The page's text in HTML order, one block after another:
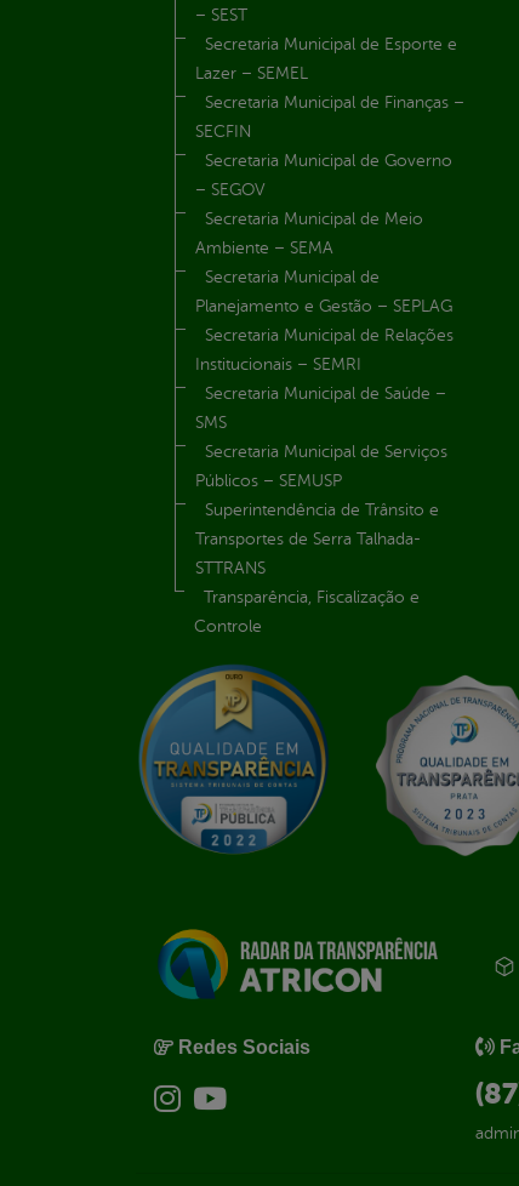
– SEST
Secretaria Municipal de Esporte e
Lazer – SEMEL
Secretaria Municipal de Finanças –
SECFIN
Secretaria Municipal de Governo
– SEGOV
Secretaria Municipal de Meio
Ambiente – SEMA
Secretaria Municipal de
Planejamento e Gestão – SEPLAG
Secretaria Municipal de Relações
Institucionais – SEMRI
Secretaria Municipal de Saúde –
SMS
Secretaria Municipal de Serviços
Públicos – SEMUSP
Superintendência de Trânsito e
Transportes de Serra Talhada-
STTRANS
Transparência, Fiscalização e
Controle
Redes Sociais